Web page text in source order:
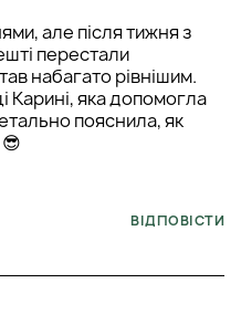
але після тижня з
перестали
набагато рівнішим.
Карині, яка допомогла
пояснила, як
ВІДПОВІСТИ